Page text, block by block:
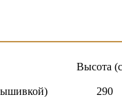
Высота
290